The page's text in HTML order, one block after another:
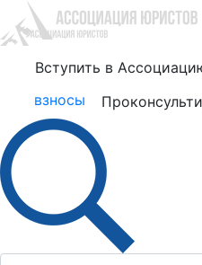
Вступить в
взносы